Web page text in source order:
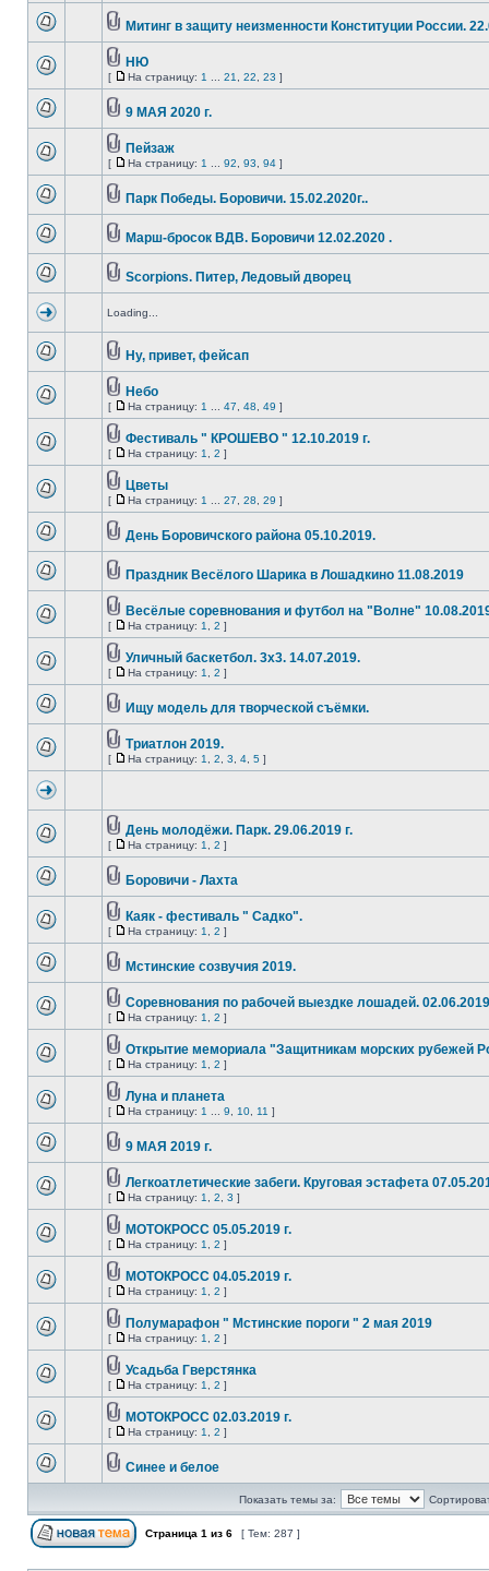
Митинг в защиту неизменности Конституции России.
НЮ
[ На страницу: 1 21 22 23 ]
9 МАЯ 2020 г.
Пейзаж
[ На страницу: 1 92 93 94 ]
Парк Победы. Боровичи. 15.02.2020г..
Марш-бросок ВДВ. Боровичи 12.02.2020 .
Scorpions. Питер, Ледовый дворец
Loading...
Ну, привет, фейсап
Небо
[ На страницу: 1 47 48 49 ]
Фестиваль " КРОШЕВО " 12.10.2019 г.
[ На страницу: 1 2 ]
Цветы
[ На страницу: 1 27 28 29 ]
День Боровичского района 05.10.2019.
Праздник Весёлого Шарика в Лошадкино 11.08.2019
Весёлые соревнования и футбол на "Волне"
[ На страницу: 1 2 ]
Уличный баскетбол. 3х3. 14.07.2019.
[ На страницу: 1 2 ]
Ищу модель для творческой съёмки.
Триатлон 2019.
[ На страницу: 1 2 3 4 5 ]
День молодёжи. Парк. 29.06.2019 г.
[ На страницу: 1 2 ]
Боровичи - Лахта
Каяк - фестиваль " Садко".
[ На страницу: 1 2 ]
Мстинские созвучия 2019.
Соревнования по рабочей выездке лошадей. 02.06.2019
[ На страницу: 1 2 ]
Открытие мемориала "Защитникам морских рубежей
[ На страницу: 1 2 ]
Луна и планета
[ На страницу: 1 9 10 11 ]
9 МАЯ 2019 г.
Легкоатлетические забеги. Круговая эстафета
[ На страницу: 1 2 3 ]
МОТОКРОСС 05.05.2019 г.
[ На страницу: 1 2 ]
МОТОКРОСС 04.05.2019 г.
[ На страницу: 1 2 ]
Полумарафон " Мстинские пороги " 2 мая 2019
[ На страницу: 1 2 ]
Усадьба Гверстянка
[ На страницу: 1 2 ]
МОТОКРОСС 02.03.2019 г.
[ На страницу: 1 2 ]
Синее и белое
Показать темы за:
Страница 1 из 6 [ Тем: 287 ]